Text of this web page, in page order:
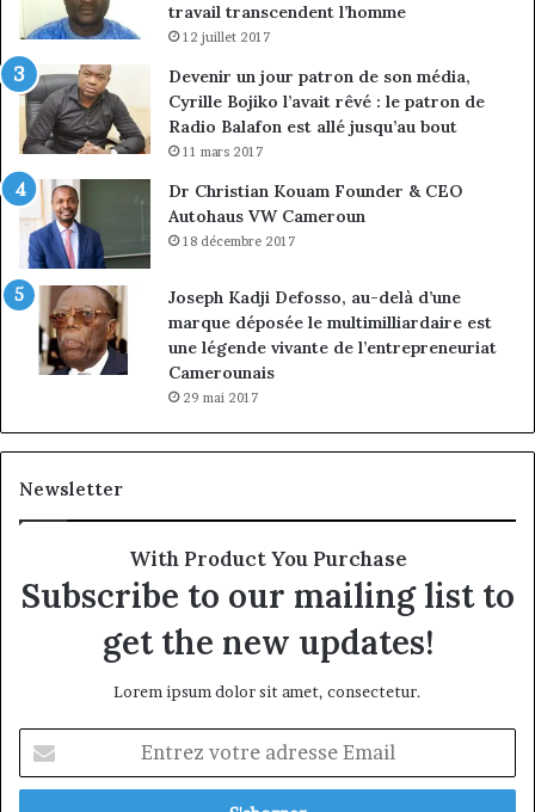
travail transcendent l’homme
12 juillet 2017
Devenir un jour patron de son média,
Cyrille Bojiko l’avait rêvé : le patron de
Radio Balafon est allé jusqu’au bout
11 mars 2017
Dr Christian Kouam Founder & CEO
Autohaus VW Cameroun
18 décembre 2017
Joseph Kadji Defosso, au-delà d’une
marque déposée le multimilliardaire est
une légende vivante de l’entrepreneuriat
Camerounais
29 mai 2017
Newsletter
With Product You Purchase
Subscribe to our mailing list to
get the new updates!
Lorem ipsum dolor sit amet, consectetur.
votre
adresse